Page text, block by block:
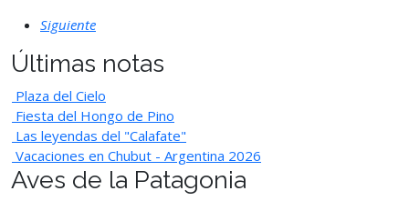
Siguiente
Últimas notas
Plaza del Cielo
Fiesta del Hongo de Pino
Las leyendas del "Calafate"
Vacaciones en Chubut - Argentina 2026
Aves de la Patagonia